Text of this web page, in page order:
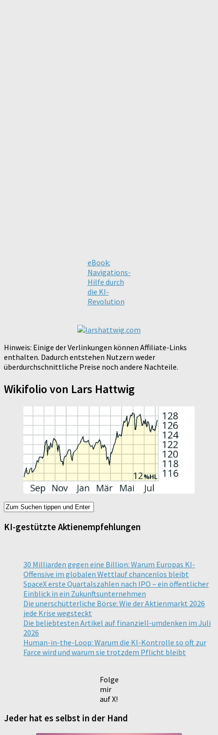
eBook:
Navigations-
Hilfe durch
die KI-
Revolution
Hinweis: Einige der Verlinkungen können Affiliate-Links
enthalten. Dadurch entstehen Nutzern weder
überdurchschnittliche Preise noch andere Nachteile.
Wikifolio von Lars Hattwig
KI-gestützte Aktienempfehlungen
30 Milliarden gegen eine Billion: Warum Europas KI-
Offensive im globalen Wettlauf chancenlos bleibt
SpaceX erste Quartalszahlen nach IPO – ein öffentlicher
Einblick in ein Zukunftsunternehmen
Die unerschütterliche Börse: Wie der Aktienmarkt 2026
jede Krise wegsteckt
Die beliebtesten Artikel auf finanziell-umdenken im Juli
2026
Human-in-the-Loop: Warum die KI-Kontrolle so oft zur
Farce wird und warum sie trotzdem Pflicht bleibt
Folge
mir
auf X!
Jeder hat es selbst in der Hand